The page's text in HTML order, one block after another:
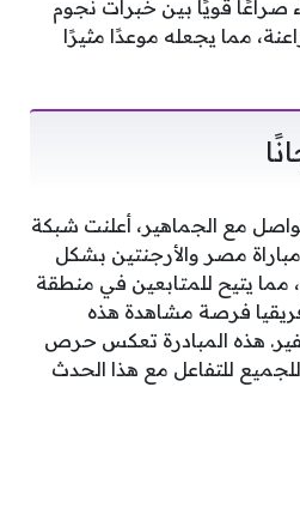
صراعًا قويًا بين خبرات نجوم
مما يجعله موعدًا مثيرًا
مع الجماهير، أعلنت شبكة
مصر والأرجنتين بشكل
يتيح للمتابعين في منطقة
فرصة مشاهدة هذه
هذه المبادرة تعكس حرص
للتفاعل مع هذا الحدث